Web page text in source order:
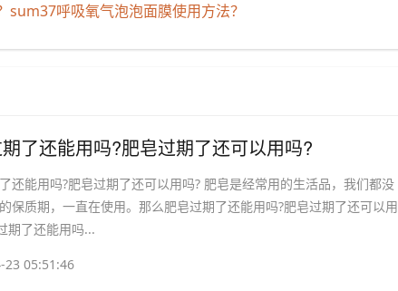
呼吸氧气泡泡面膜使用方法？
了还能用吗?肥皂过期了还可以用吗?
还能用吗?肥皂过期了还可以用吗? 肥皂是经常用的生活品，我们都没
保质期，一直在使用。那么肥皂过期了还能用吗?肥皂过期了还可以用
期了还能用吗...
23 05:51:46